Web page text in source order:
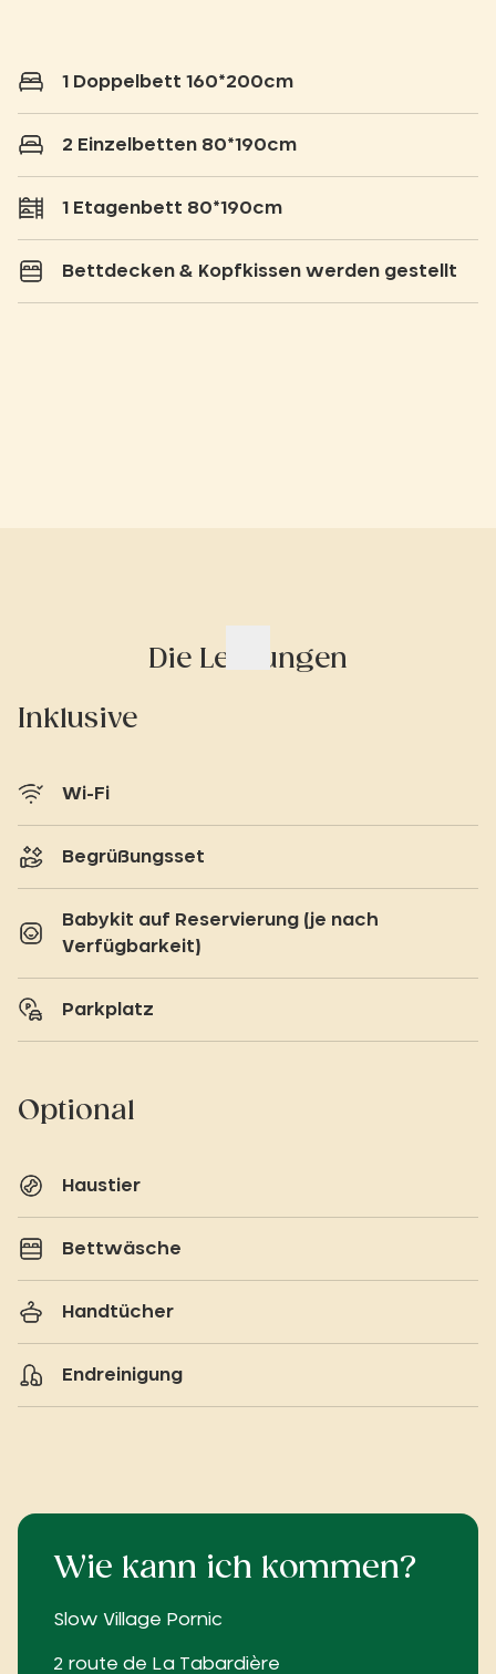
1 Doppelbett 160*200cm
2 Einzelbetten 80*190cm
1 Etagenbett 80*190cm
Bettdecken & Kopfkissen werden gestellt
Die Leistungen
Inklusive
Wi-Fi
Begrüßungsset
Babykit auf Reservierung (je nach
Verfügbarkeit)
Parkplatz
Optional
Haustier
Bettwäsche
Handtücher
Endreinigung
Wie kann ich kommen?
Slow Village Pornic
2 route de La Tabardière